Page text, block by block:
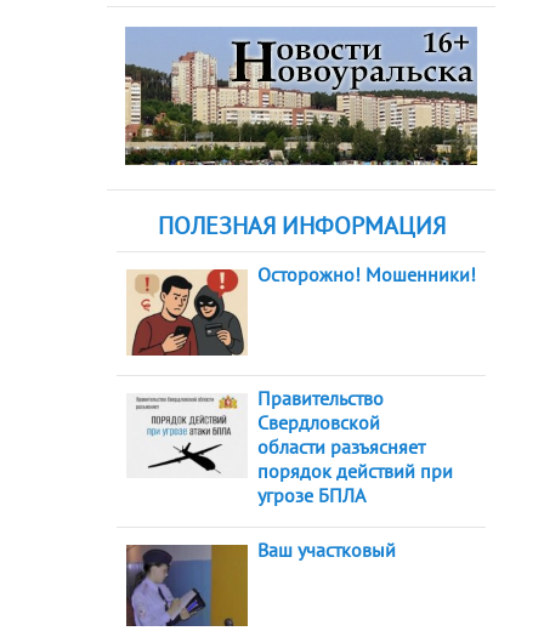
ПОЛЕЗНАЯ ИНФОРМАЦИЯ
Осторожно! Мошенники!
Правительство
Свердловской
области разъясняет
порядок действий при
угрозе БПЛА
Ваш участковый